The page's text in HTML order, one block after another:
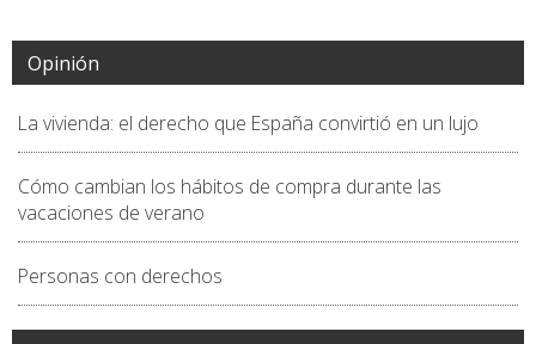
Opinión
La vivienda: el derecho que España convirtió en un lujo
Cómo cambian los hábitos de compra durante las
vacaciones de verano
Personas con derechos